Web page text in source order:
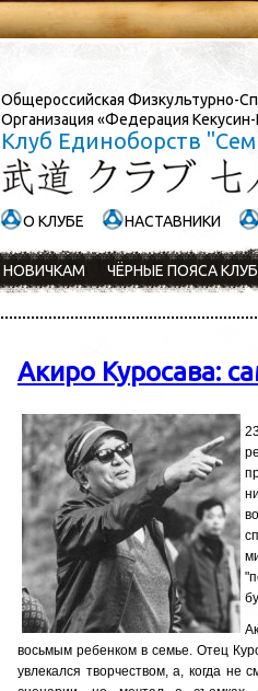
Общероссийская Физкультурно-
Организация «Федерация
Клуб Единоборств
О КЛУБЕ НАСТАВНИКИ
НОВИЧКАМ ЧЁРНЫЕ ПОЯСА
Акиро Куросава:
восьмым ребенком в семье. Отец
увлекался творчеством, а, когда не